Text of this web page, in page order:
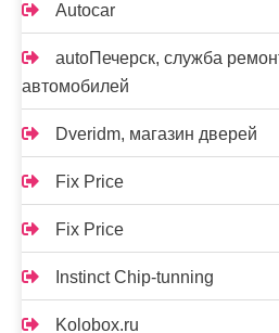
Autocar
autoПечерск, служба
автомобилей
Dveridm, магазин дверей
Fix Price
Fix Price
Instinct Chip-tunning
Kolobox.ru